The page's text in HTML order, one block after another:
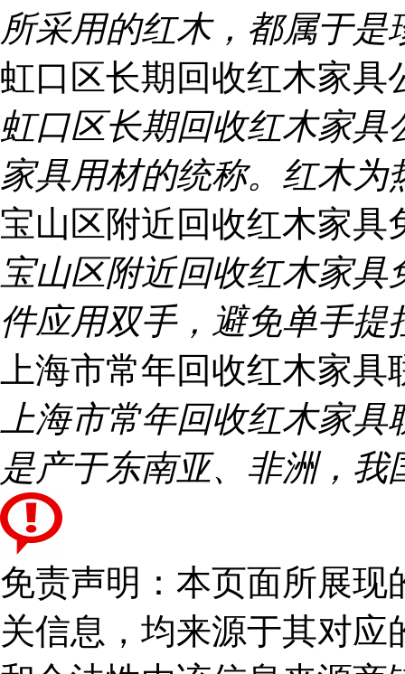
所采用的红木，都属于
虹口区长期回收红木家具
虹口区长期回收红木家
家具用材的统称。红木
宝山区附近回收红木家具
宝山区附近回收红木家
件应用双手，避免单手
上海市常年回收红木家具
上海市常年回收红木家
是产于东南亚、非洲，
免责声明：本页面所展现
关信息，均来源于其对